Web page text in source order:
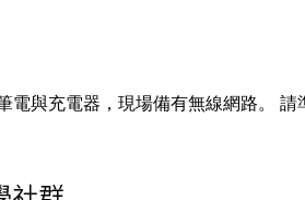
電與充電器，現場備有無線網路。 請